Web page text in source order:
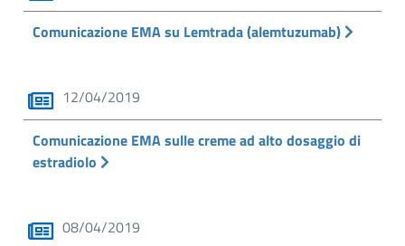
Comunicazione EMA su Lemtrada (alemtuzumab)
12/04/2019
Comunicazione EMA sulle creme ad alto dosaggio di
estradiolo
08/04/2019